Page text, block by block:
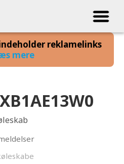
reklamelinks
mere